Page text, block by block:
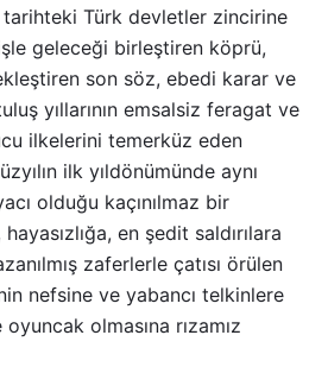
Türk devletler zincirine
geleceği birleştiren köprü,
son söz, ebedi karar ve
yıllarının emsalsiz feragat ve
ilkelerini temerküz eden
ilk yıldönümünde aynı
olduğu kaçınılmaz bir
en şedit saldırılara
zaferlerle çatısı örülen
nefsine ve yabancı telkinlere
olmasına rızamız